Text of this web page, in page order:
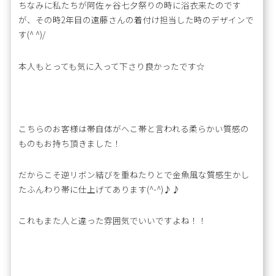
ちなみに私たちが阿佐ヶ谷七夕祭りの時に浴衣来たのです
が、その時2年目の遠藤さんの着付け担当した時のデザインで
す(^ ^)/
本人もとっても気に入って下さり良かったです☆
こちらのお客様は帯自体がへこ帯と言われる柔らかい質感の
ものもお持ち頂きました！
だからこそ逆リボン結びを重ねたりとで金魚風な質感生かし
たふんわり帯に仕上げてあります(^-^)♪♪
これもまた人と違った雰囲気でいいですよね！！